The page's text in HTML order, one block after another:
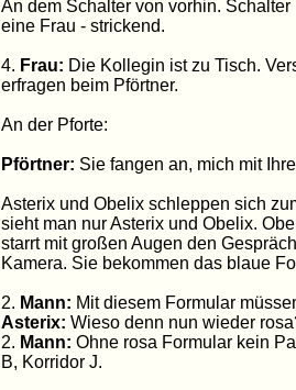
An dem Schalter von vorhin.
eine Frau - strickend.
4. Frau: Die Kollegin ist zu Tisch.
erfragen beim Pförtner.
An der Pforte:
Pförtner: Sie fangen an, mich mit
Asterix und Obelix schleppen sich
sieht man nur Asterix und Obelix.
starrt mit großen Augen den
Kamera. Sie bekommen das blaue
2. Mann: Mit diesem Formular
Asterix: Wieso denn nun wieder
2. Mann: Ohne rosa Formular kein
B, Korridor J.